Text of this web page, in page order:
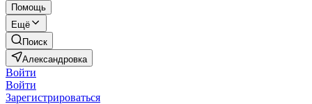
Помощь
Ещё
Поиск
Александровка
Войти
Войти
Зарегистрироваться